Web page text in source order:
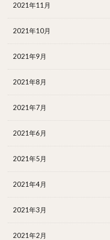
2021年11月
2021年10月
2021年9月
2021年8月
2021年7月
2021年6月
2021年5月
2021年4月
2021年3月
2021年2月